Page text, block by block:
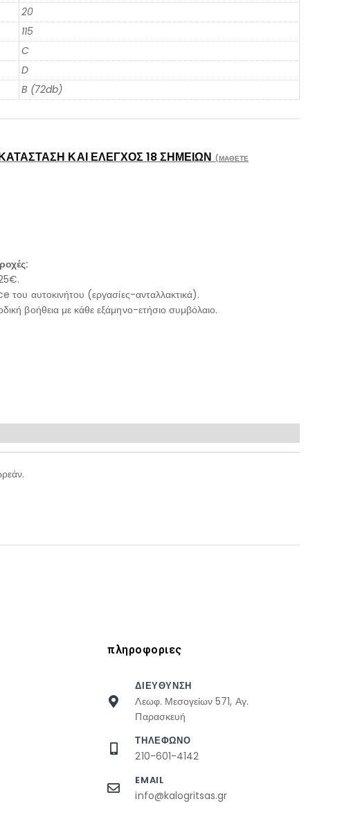
20
115
C
D
B (72db)
ΚΑΙ ΈΛΕΓΧΟΣ 18 ΣΗΜΕΊΩΝ (ΜΆΘΕΤΕ
του αυτοκινήτου (εργασίες-ανταλλακτικά).
βοήθεια με κάθε εξάμηνο-ετήσιο συμβόλαιο.
πληροφοριες
ΔΙΕΥΘΥΝΣΗ
Λεωφ. Μεσογείων 571, Αγ.
Παρασκευή
ΤΗΛΕΦΩΝΟ
210-601-4142
EMAIL
info@kalogritsas.gr